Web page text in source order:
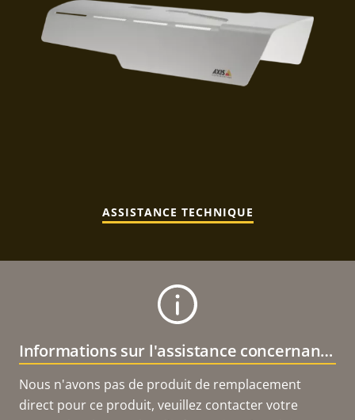
ASSISTANCE TECHNIQUE
Informations sur l'assistance concernant le produit
Nous n'avons pas de produit de remplacement
direct pour ce produit, veuillez contacter votre